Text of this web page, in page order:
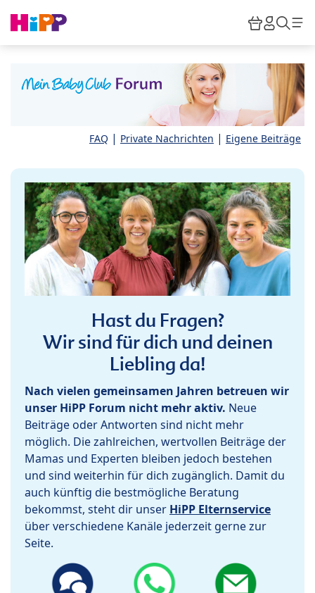
HiPP
FAQ | Private Nachrichten | Eigene Beiträge
Hast du Fragen?
Wir sind für dich und deinen
Liebling da!
Nach vielen gemeinsamen Jahren betreuen wir
unser HiPP Forum nicht mehr aktiv. Neue
Beiträge oder Antworten sind nicht mehr
möglich. Die zahlreichen, wertvollen Beiträge der
Mamas und Experten bleiben jedoch bestehen
und sind weiterhin für dich zugänglich. Damit du
auch künftig die bestmögliche Beratung
bekommst, steht dir unser HiPP Elternservice
über verschiedene Kanäle jederzeit gerne zur
Seite.